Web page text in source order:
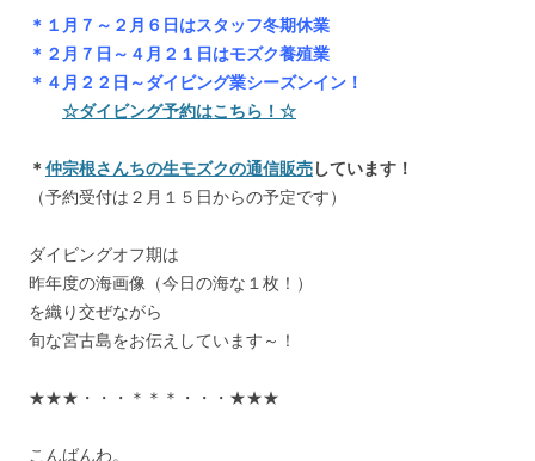
＊１月７～２月６日はスタッフ冬期休業
＊２月７日～４月２１日はモズク養殖業
＊４月２２日～ダイビング業シーズンイン！
☆ダイビング予約はこちら！☆
＊仲宗根さんちの生モズクの通信販売しています！
（予約受付は２月１５日からの予定です）
ダイビングオフ期は
昨年度の海画像（今日の海な１枚！）
を織り交ぜながら
旬な宮古島をお伝えしています～！
★★★・・・＊＊＊・・・★★★
こんばんわ。